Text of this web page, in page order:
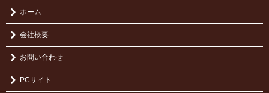
ホーム
会社概要
お問い合わせ
PCサイト